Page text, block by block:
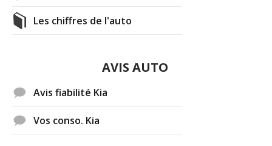
Les chiffres de l'auto
AVIS AUTO
Avis fiabilité Kia
Vos conso. Kia